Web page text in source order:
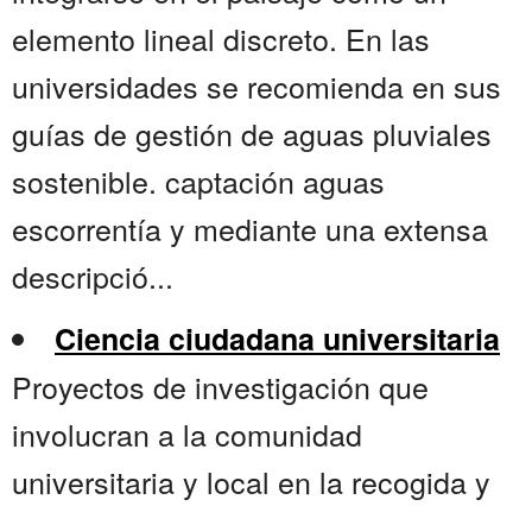
elemento lineal discreto. En las
universidades se recomienda en sus
guías de gestión de aguas pluviales
sostenible. captación aguas
escorrentía y mediante una extensa
descripció...
Ciencia ciudadana universitaria
Proyectos de investigación que
involucran a la comunidad
universitaria y local en la recogida y